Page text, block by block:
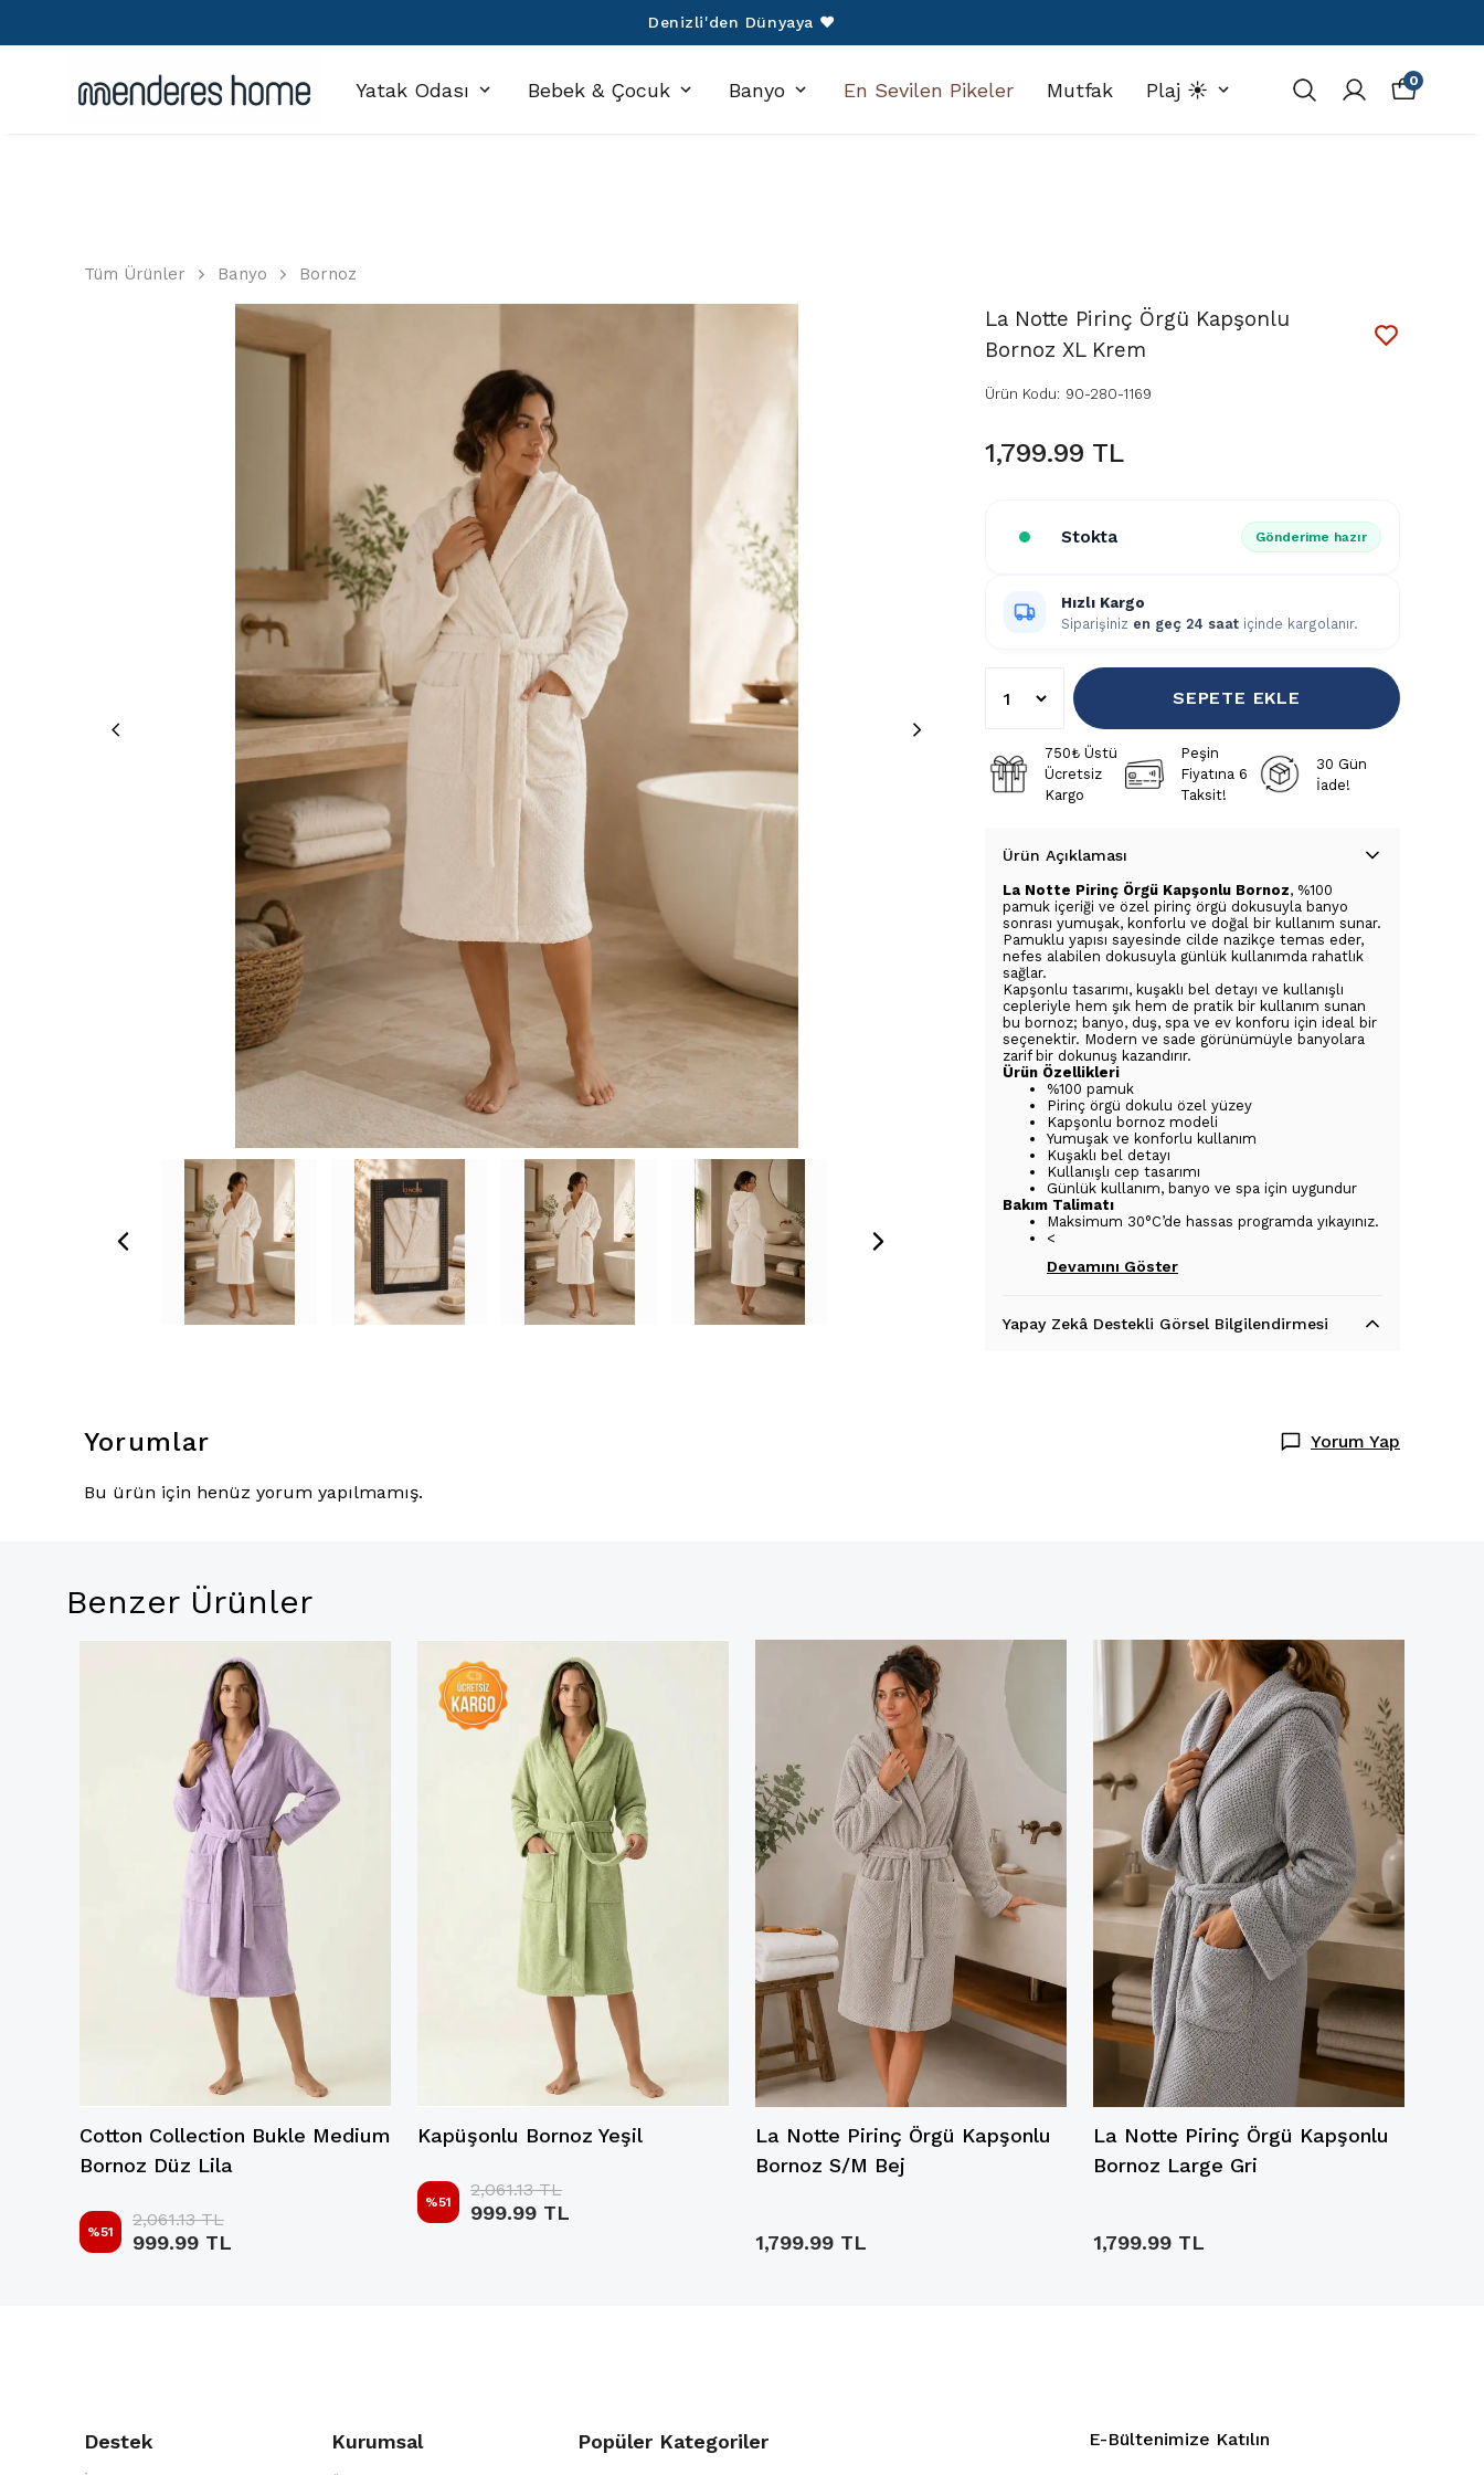
750 TL Üzeri Alışverişlerinize Kargo Ücretsiz!
Yatak Odası Bebek & Çocuk Banyo En Sevilen Pikeler Mutfak Plaj ☀️ 0
Tüm Ürünler Banyo Bornoz
La Notte Pirinç Örgü Kapşonlu
Bornoz XL Krem
Ürün Kodu: 90-280-1169
1,799.99 TL
Stokta Gönderime hazır
Hızlı Kargo
Siparişiniz en geç 24 saat içinde kargolanır.
SEPETE EKLE
750₺ Üstü
Ücretsiz
Kargo
Peşin
Fiyatına 6
Taksit!
30 Gün
İade!
Ürün Açıklaması
La Notte Pirinç Örgü Kapşonlu Bornoz, %100
pamuk içeriği ve özel pirinç örgü dokusuyla banyo
sonrası yumuşak, konforlu ve doğal bir kullanım sunar.
Pamuklu yapısı sayesinde cilde nazikçe temas eder,
nefes alabilen dokusuyla günlük kullanımda rahatlık
sağlar.
Kapşonlu tasarımı, kuşaklı bel detayı ve kullanışlı
cepleriyle hem şık hem de pratik bir kullanım sunan
bu bornoz; banyo, duş, spa ve ev konforu için ideal bir
seçenektir. Modern ve sade görünümüyle banyolara
zarif bir dokunuş kazandırır.
Ürün Özellikleri
%100 pamuk
Pirinç örgü dokulu özel yüzey
Kapşonlu bornoz modeli
Yumuşak ve konforlu kullanım
Kuşaklı bel detayı
Kullanışlı cep tasarımı
Günlük kullanım, banyo ve spa için uygundur
Bakım Talimatı
Maksimum 30°C’de hassas programda yıkayınız.
<
Devamını Göster
Yapay Zekâ Destekli Görsel Bilgilendirmesi
Yorumlar Yorum Yap
Bu ürün için henüz yorum yapılmamış.
Benzer Ürünler
Cotton Collection Bukle Medium
Bornoz Düz Lila
%51
2,061.13 TL
999.99 TL
Kapüşonlu Bornoz Yeşil
%51
2,061.13 TL
999.99 TL
La Notte Pirinç Örgü Kapşonlu
Bornoz S/M Bej
1,799.99 TL
La Notte Pirinç Örgü Kapşonlu
Bornoz Large Gri
1,799.99 TL
Destek Kurumsal Popüler Kategoriler E-Bültenimize Katılın